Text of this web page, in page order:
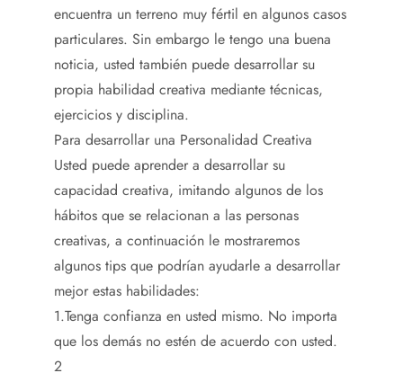
encuentra un terreno muy fértil en algunos casos
particulares. Sin embargo le tengo una buena
noticia, usted también puede desarrollar su
propia habilidad creativa mediante técnicas,
ejercicios y disciplina.
Para desarrollar una Personalidad Creativa
Usted puede aprender a desarrollar su
capacidad creativa, imitando algunos de los
hábitos que se relacionan a las personas
creativas, a continuación le mostraremos
algunos tips que podrían ayudarle a desarrollar
mejor estas habilidades:
1.Tenga confianza en usted mismo. No importa
que los demás no estén de acuerdo con usted.
2